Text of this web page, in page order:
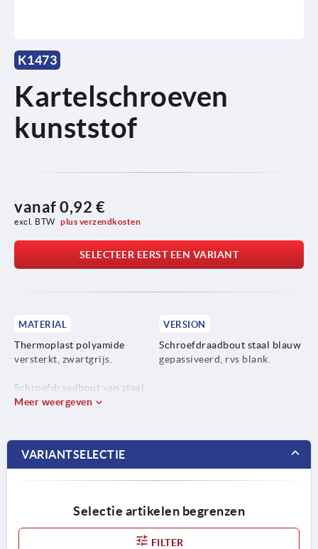
K1473
Kartelschroeven
kunststof
vanaf 0,92 €
excl. BTW plus verzendkosten
SELECTEER EERST EEN VARIANT
MATERIAL
Thermoplast polyamide
versterkt, zwartgrijs.
Schroefdraadbout van staal
5.8 of rvs 1.4305.
VERSION
Schroefdraadbout staal blauw
gepassiveerd, rvs blank.
Meer weergeven
VARIANTSELECTIE
Selectie artikelen begrenzen
FILTER